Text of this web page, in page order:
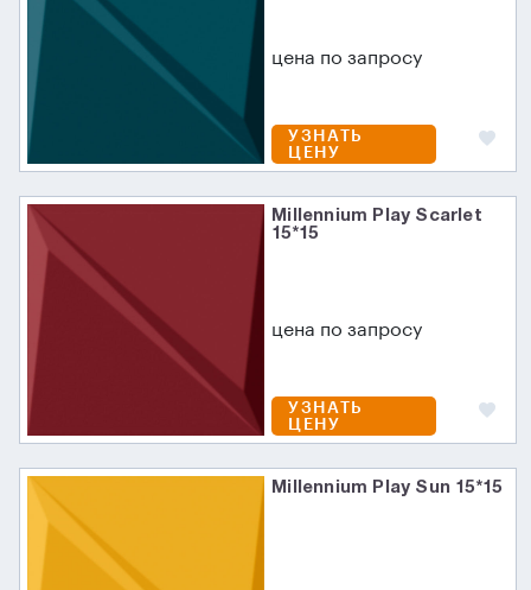
цена по запросу
УЗНАТЬ
ЦЕНУ
Millennium Play Scarlet
15*15
цена по запросу
УЗНАТЬ
ЦЕНУ
Millennium Play Sun 15*15